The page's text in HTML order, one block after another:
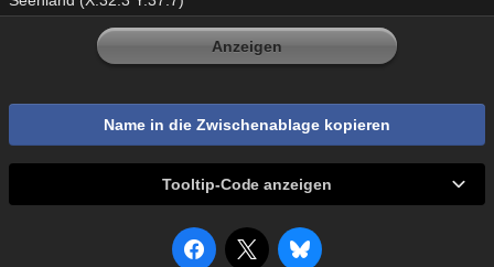
Anzeigen
Name in die Zwischenablage kopieren
Tooltip-Code anzeigen